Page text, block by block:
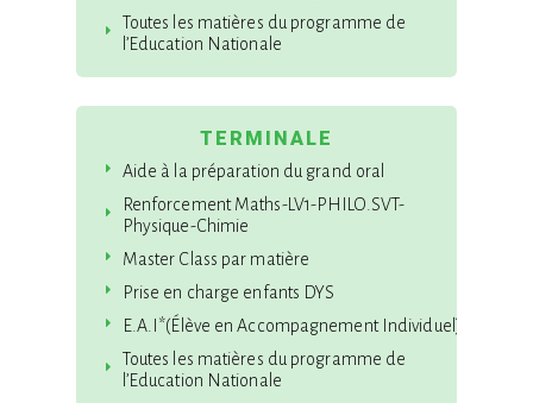
Toutes les matières du programme de
l’Education Nationale
TERMINALE
Aide à la préparation du grand oral
Renforcement Maths-LV1-PHILO.SVT-
Physique-Chimie
Master Class par matière
Prise en charge enfants DYS
E.A.I*(Élève en Accompagnement Individuel)
Toutes les matières du programme de
l’Education Nationale